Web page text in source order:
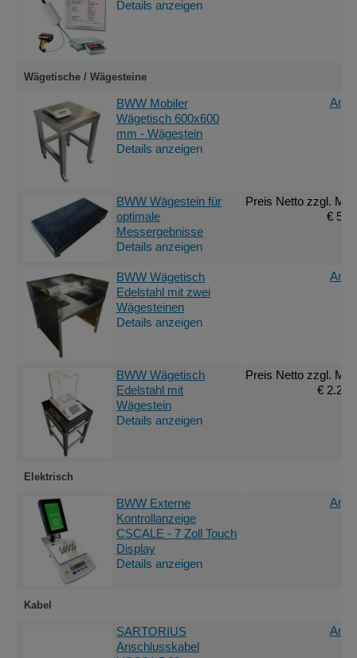
Details anzeigen
Wägetische / Wägesteine
BWW Mobiler
Wägetisch 600x600
mm - Wägestein
Details anzeigen
BWW Wägestein für
optimale
Messergebnisse
Details anzeigen
Preis Netto zzgl.
€
BWW Wägetisch
Edelstahl mit zwei
Wägesteinen
Details anzeigen
BWW Wägetisch
Edelstahl mit
Wägestein
Details anzeigen
Preis Netto zzgl.
€
Elektrisch
BWW Externe
Kontrollanzeige
CSCALE - 7 Zoll Touch
Display
Details anzeigen
Kabel
SARTORIUS
Anschlusskabel